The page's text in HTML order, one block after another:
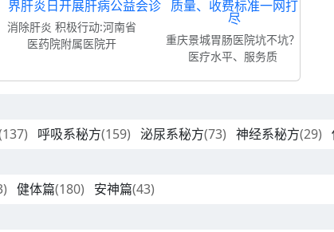
消除肝炎 积极行动:河南省
医药院附属医院开
重庆景城胃肠医院坑不坑？
医疗水平、服务质
呼吸系秘方(159) 泌尿系秘方(73) 神经系秘方(29)
健体篇(180) 安神篇(43)